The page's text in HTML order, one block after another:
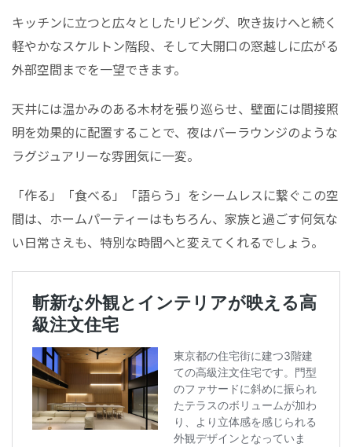
キッチンに立つと広々としたリビング、吹き抜けへと続く
軽やかなスケルトン階段、そして大開口の窓越しに広がる
外部空間までを一望できます。
天井には温かみのある木材を張り巡らせ、壁面には間接照
明を効果的に配置することで、夜はバーラウンジのような
ラグジュアリーな雰囲気に一変。
「作る」「食べる」「語らう」をシームレスに繋ぐこの空
間は、ホームパーティーはもちろん、家族と過ごす何気な
い日常さえも、特別な時間へと変えてくれるでしょう。